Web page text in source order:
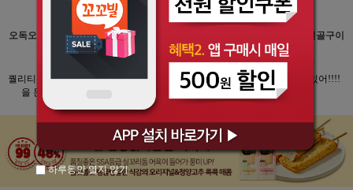
오독오독 닭안심 연골구이
20팩
퀄리티 미쳤다....치킨사먹
을 돈으로 또삽니다
오독오독 닭안심 연골구이
20팩
★★★★★
술이 탽기는맛 렌지에 돌
려서 쌈싸먹음 굿
오독오독 닭안심 연골구이
20팩
★★★★★
뭐야 대박 겁나 맛있어!!!!
하루동안 열지 않기